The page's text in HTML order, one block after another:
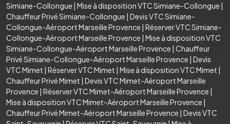
Simiane-Collongue | Mise à disposition VTC Simiane-Collongue |
Chauffeur Privé Simiane-Collongue | Devis VTC Simiane-
Collongue-Aéroport Marseille Provence | Réserver VTC Simiane-
Collongue-Aéroport Marseille Provence | Mise à disposition VTC
Simiane-Collongue-Aéroport Marseille Provence | Chauffeur
Privé Simiane-Collongue-Aéroport Marseille Provence | Devis
VTC Mimet | Réserver VTC Mimet | Mise à disposition VTC Mimet |
Chauffeur Privé Mimet | Devis VTC Mimet-Aéroport Marseille
Provence | Réserver VTC Mimet-Aéroport Marseille Provence |
Mise à disposition VTC Mimet-Aéroport Marseille Provence |
Chauffeur Privé Mimet-Aéroport Marseille Provence | Devis VTC